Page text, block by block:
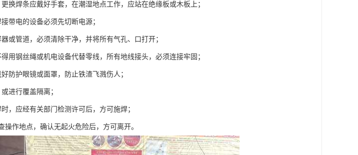
换焊条应戴好手套，在潮湿地点工作，应站在绝缘板或木板上；
带电的设备必须先切断电源；
或管道，必须清除干净，并将所有气孔、口打开；
用钢丝绳或机电设备代替零线，所有地线接头，必须连接牢固；
防护眼镜或面罩，防止铁渣飞溅伤人；
进行覆盖隔离；
，应经有关部门检测许可后，方可施焊；
作地点，确认无起火危险后，方可离开。